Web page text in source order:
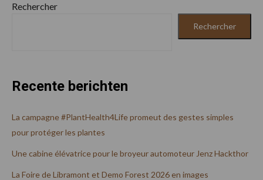
Rechercher
Rechercher
Recente berichten
La campagne #PlantHealth4Life promeut des gestes simples
pour protéger les plantes
Une cabine élévatrice pour le broyeur automoteur Jenz Hackthor
La Foire de Libramont et Demo Forest 2026 en images